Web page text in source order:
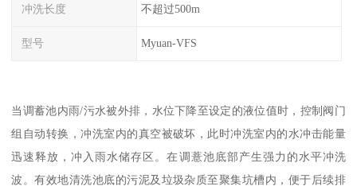
冲洗长度 不超过500m
型号 Myuan-VFS
当调蓄池内雨/污水被外排，水位下降至设定的液位值时，控制阀门
组自动转换，冲洗室内的真空被破坏，此时冲洗室内的水冲击能量
迅速释放，冲入雨水储存区。在调薏池底部产生强力的水平冲洗
波。有效地清洗池底的污泥及垃圾杂质至聚集坑槽内，便于后续排